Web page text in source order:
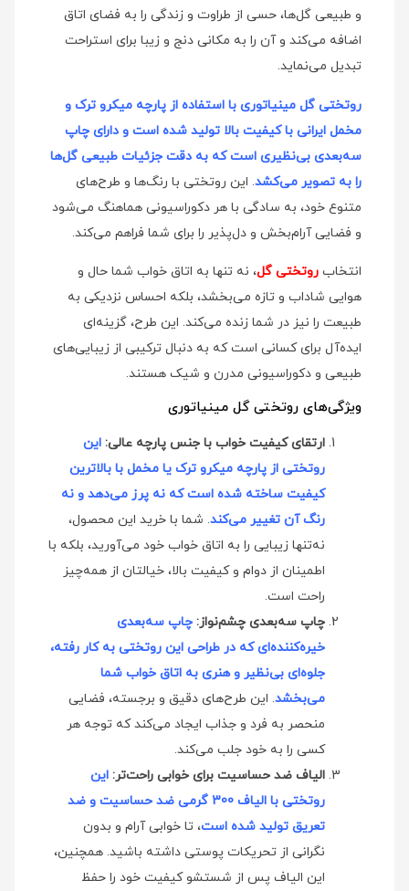
و طبیعی گل‌ها، حسی از طراوت و زندگی را به فضای اتاق
اضافه می‌کند و آن را به مکانی دنج و زیبا برای استراحت
تبدیل می‌نماید.
روتختی گل مینیاتوری با استفاده از پارچه میکرو ترک و
مخمل ایرانی با کیفیت بالا تولید شده است و دارای چاپ
سه‌بعدی بی‌نظیری است که به دقت جزئیات طبیعی گل‌ها
را به تصویر می‌کشد. این روتختی با رنگ‌ها و طرح‌های
متنوع خود، به سادگی با هر دکوراسیونی هماهنگ می‌شود
و فضایی آرام‌بخش و دل‌پذیر را برای شما فراهم می‌کند.
انتخاب روتختی گل، نه تنها به اتاق خواب شما حال و
هوایی شاداب و تازه می‌بخشد، بلکه احساس نزدیکی به
طبیعت را نیز در شما زنده می‌کند. این طرح، گزینه‌ای
ایده‌آل برای کسانی است که به دنبال ترکیبی از زیبایی‌های
طبیعی و دکوراسیونی مدرن و شیک هستند.
ویژگی‌های روتختی گل مینیاتوری
ارتقای کیفیت خواب با جنس پارچه عالی: این
روتختی از پارچه میکرو ترک یا مخمل با بالاترین
کیفیت ساخته شده است که نه پرز می‌دهد و نه
رنگ آن تغییر می‌کند. شما با خرید این محصول،
نه‌تنها زیبایی را به اتاق خواب خود می‌آورید، بلکه با
اطمینان از دوام و کیفیت بالا، خیالتان از همه‌چیز
راحت است.
چاپ سه‌بعدی چشم‌نواز: چاپ سه‌بعدی
خیره‌کننده‌ای که در طراحی این روتختی به کار رفته،
جلوه‌ای بی‌نظیر و هنری به اتاق خواب شما
می‌بخشد. این طرح‌های دقیق و برجسته، فضایی
منحصر به فرد و جذاب ایجاد می‌کند که توجه هر
کسی را به خود جلب می‌کند.
الیاف ضد حساسیت برای خوابی راحت‌تر: این
روتختی با الیاف 300 گرمی ضد حساسیت و ضد
تعریق تولید شده است، تا خوابی آرام و بدون
نگرانی از تحریکات پوستی داشته باشید. همچنین،
این الیاف پس از شستشو کیفیت خود را حفظ